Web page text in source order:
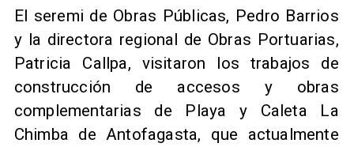
​El seremi de Obras Públicas, Pedro Barrios
y la directora regional de Obras Portuarias,
Patricia Callpa, visitaron los trabajos de
construcción de accesos y obras
complementarias de Playa y Caleta La
Chimba de Antofagasta, que actualmente